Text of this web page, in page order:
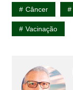
Câncer
Vacinação